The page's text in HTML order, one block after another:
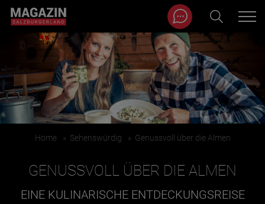
Zum Inhalt springen
BEITRÄGE IN MEINER NÄHE
Magazin durchsuchen...
Home » Sehenswürdig » Genussvoll über die Almen
GENUSSVOLL ÜBER DIE ALMEN
EINE KULINARISCHE ENTDECKUNGSREISE